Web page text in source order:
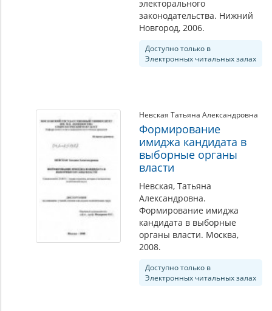
электорального
законодательства. Нижний
Новгород, 2006.
Доступно только в
Электронных читальных залах
Невская Татьяна Александровна
Формирование
имиджа кандидата в
выборные органы
власти
Невская, Татьяна
Александровна.
Формирование имиджа
кандидата в выборные
органы власти. Москва,
2008.
Доступно только в
Электронных читальных залах